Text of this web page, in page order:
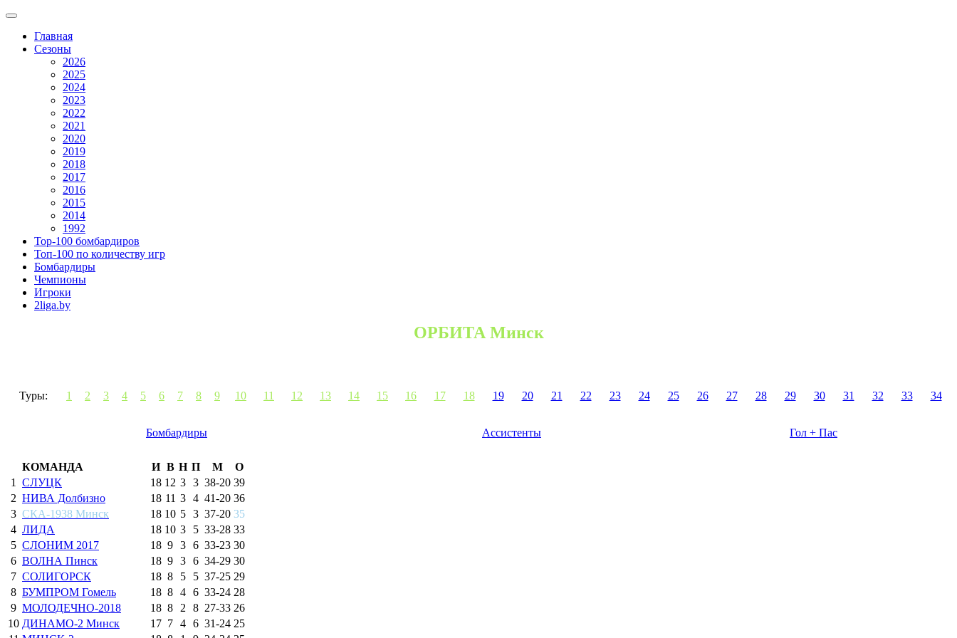
Главная
Сезоны
2026
2025
2024
2023
2022
2021
2020
2019
2018
2017
2016
2015
2014
1992
Top-100 бомбардиров
Топ-100 по количеству игр
Бомбардиры
Чемпионы
Игроки
2liga.by
ОРБИТА Минск
Туры: 1 2 3 4 5 6 7 8 9 10 11 12 13 14 15 16 17 18 19 20 21 22 23 24 25 26 27 28 29 30 31 32 33 34
Бомбардиры Ассистенты Гол + Пас
КОМАНДА И В Н П М
О
1
СЛУЦК 18 12 3 3 38-20 39
2 НИВА Долбизно 18 11 3 4 41-20 36
3 СКА-1938 Минск 18 10 5 3 37-20 35
4 ЛИДА 18 10 3 5 33-28 33
5 СЛОНИМ 2017 18 9 3 6 33-23 30
6 ВОЛНА Пинск 18 9 3 6 34-29 30
7 СОЛИГОРСК 18 8 5 5 37-25 29
8 БУМПРОМ Гомель 18 8 4 6 33-24 28
9 МОЛОДЕЧНО-2018 18 8 2 8 27-33 26
10 ДИНАМО-2 Минск 17 7 4 6 31-24 25